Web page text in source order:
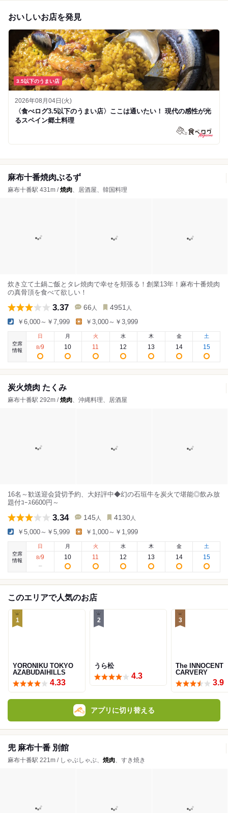
おいしいお店を発見
3.5以下のうまい店
2026年08月04日(火)
〈食べログ3.5以下のうまい店〉ここは通いたい！ 現代の感性が光
るスペイン郷土料理
麻布十番焼肉ぶるず
麻布十番駅 431m /焼肉、居酒屋、韓国料理
炊き立て土鍋ご飯とタレ焼肉で幸せを頬張る！創業13年！麻布十番焼肉
の真骨頂を食べて欲しい！
3.37 66 人 4951 人
￥6,000～￥7,999 ￥3,000～￥3,999
空席
情報
日
8/9
月
10
火
11
水
12
木
13
金
14
土
15
炭火焼肉 たくみ
麻布十番駅 292m /焼肉、沖縄料理、居酒屋
16名～歓送迎会貸切予約、大好評中◆幻の石垣牛を炭火で堪能◎飲み放
題付ｺｰｽ6600円～
3.34 145 人 4130 人
￥5,000～￥5,999 ￥1,000～￥1,999
空席
情報
日
8/9
月
10
火
11
水
12
木
13
金
14
土
15
このエリアで人気のお店
1
YORONIKU TOKYO
AZABUDAIHILLS
4.33
2
うら松
4.3
3
The INNOCENT
CARVERY
3.9
アプリに切り替える
兜 麻布十番 別館
麻布十番駅 221m / しゃぶしゃぶ、 焼肉、すき焼き